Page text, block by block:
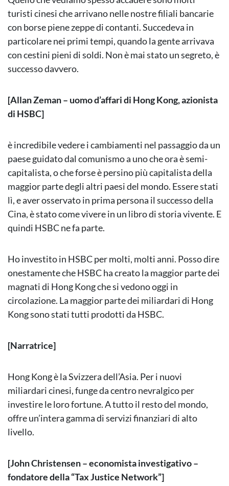
turisti cinesi che arrivano nelle nostre filiali bancarie
con borse piene zeppe di contanti. Succedeva in
particolare nei primi tempi, quando la gente arrivava
con cestini pieni di soldi. Non è mai stato un segreto, è
successo davvero.
[Allan Zeman – uomo d’affari di Hong Kong, azionista
di HSBC]
è incredibile vedere i cambiamenti nel passaggio da un
paese guidato dal comunismo a uno che ora è semi-
capitalista, o che forse è persino più capitalista della
maggior parte degli altri paesi del mondo. Essere stati
lì, e aver osservato in prima persona il successo della
Cina, è stato come vivere in un libro di storia vivente. E
quindi HSBC ne fa parte.
Ho investito in HSBC per molti, molti anni. Posso dire
onestamente che HSBC ha creato la maggior parte dei
magnati di Hong Kong che si vedono oggi in
circolazione. La maggior parte dei miliardari di Hong
Kong sono stati tutti prodotti da HSBC.
[Narratrice]
Hong Kong è la Svizzera dell’Asia. Per i nuovi
miliardari cinesi, funge da centro nevralgico per
investire le loro fortune. A tutto il resto del mondo,
offre un’intera gamma di servizi finanziari di alto
livello.
[John Christensen – economista investigativo –
fondatore della “Tax Justice Network”]